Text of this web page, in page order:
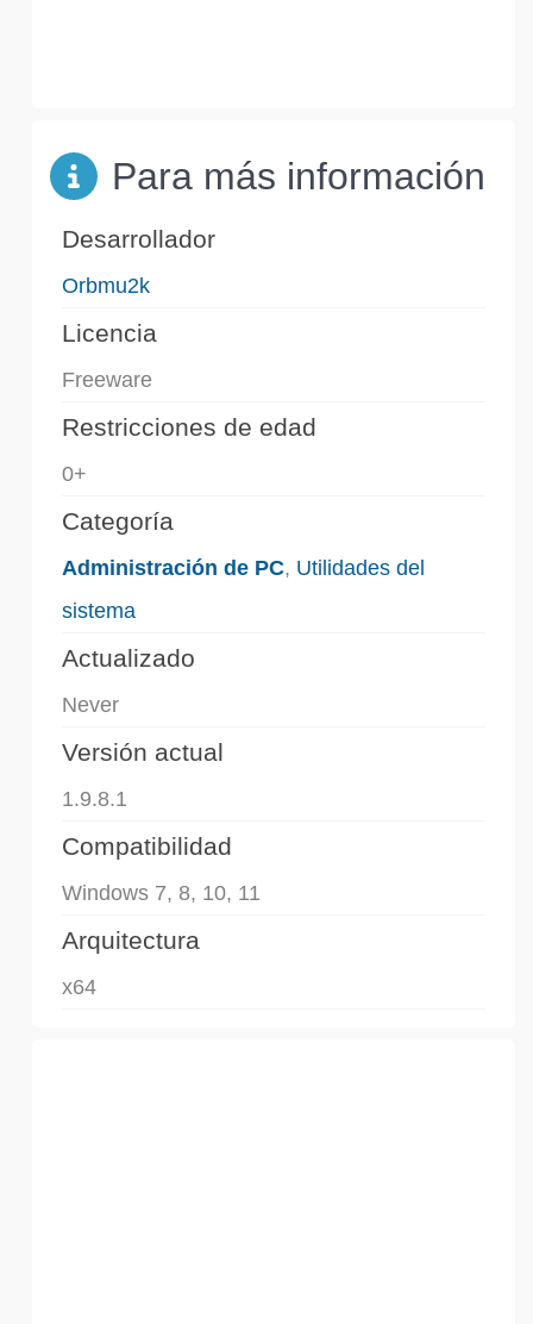
Para más información
Desarrollador
Orbmu2k
Licencia
Freeware
Restricciones de edad
0+
Categoría
Administración de PC, Utilidades del
sistema
Actualizado
Never
Versión actual
1.9.8.1
Compatibilidad
Windows 7, 8, 10, 11
Arquitectura
x64